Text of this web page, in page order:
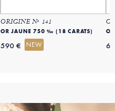
ORIGINE Nº 141
OR JAUNE 750 ‰ (18 CARATS)
590 € NEW